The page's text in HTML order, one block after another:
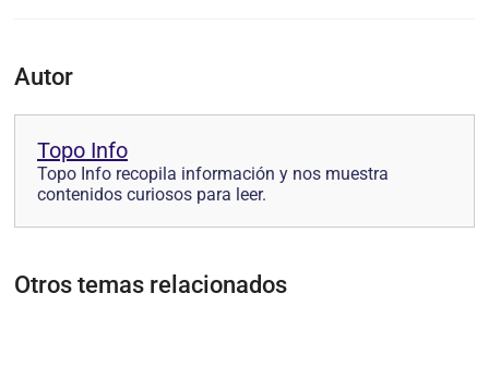
Autor
Topo Info
Topo Info recopila información y nos muestra
contenidos curiosos para leer.
Otros temas relacionados